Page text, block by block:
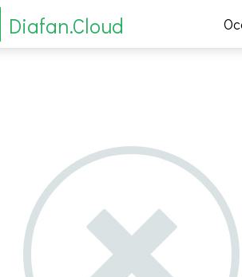
Diafan.Cloud